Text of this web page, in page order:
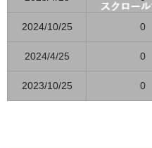
2024/10/25 0
2024/4/25 0
2023/10/25 0